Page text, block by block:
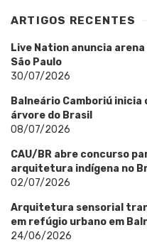
ARTIGOS RECENTES
Live Nation anuncia
São Paulo
30/07/2026
Balneário Camboriú
árvore do Brasil
08/07/2026
CAU/BR abre concurso
arquitetura indígena no
02/07/2026
Arquitetura sensorial
em refúgio urbano em
24/06/2026